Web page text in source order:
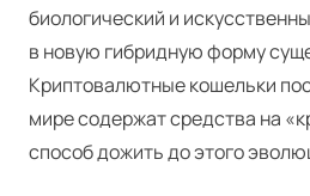
биологический и
в новую гибридную форму
Криптовалютные кошельки
мире содержат средства на
способ дожить до этого